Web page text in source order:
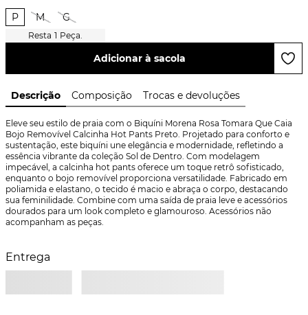
P M G
1 Peça.
Adicionar à sacola
Descrição Composição Trocas e devoluções
Eleve seu estilo de praia com o Biquíni Morena Rosa Tomara Que Caia
Bojo Removível Calcinha Hot Pants Preto. Projetado para conforto e
sustentação, este biquíni une elegância e modernidade, refletindo a
essência vibrante da coleção Sol de Dentro. Com modelagem
impecável, a calcinha hot pants oferece um toque retrô sofisticado,
enquanto o bojo removível proporciona versatilidade. Fabricado em
poliamida e elastano, o tecido é macio e abraça o corpo, destacando
sua feminilidade. Combine com uma saída de praia leve e acessórios
dourados para um look completo e glamouroso. Acessórios não
acompanham as peças.
Entrega